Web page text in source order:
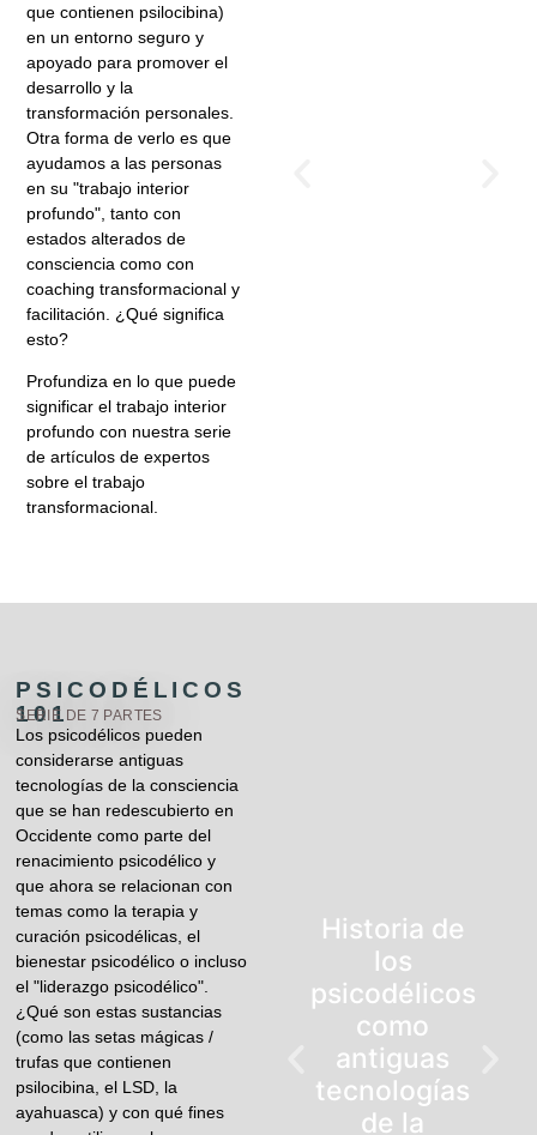
que contienen psilocibina)
en un entorno seguro y
apoyado para promover el
desarrollo y la
transformación personales.
Otra forma de verlo es que
ayudamos a las personas
en su "trabajo interior
profundo", tanto con
estados alterados de
consciencia como con
coaching transformacional y
facilitación. ¿Qué significa
esto?
Profundiza en lo que puede
significar el trabajo interior
profundo con nuestra serie
de artículos de expertos
sobre el trabajo
transformacional.
PSICODÉLICOS
101
SERIE DE 7 PARTES
Los psicodélicos pueden
considerarse antiguas
tecnologías de la consciencia
que se han redescubierto en
Occidente como parte del
renacimiento psicodélico y
que ahora se relacionan con
temas como la terapia y
curación psicodélicas, el
bienestar psicodélico o incluso
el "liderazgo psicodélico".
¿Qué son estas sustancias
(como las setas mágicas /
trufas que contienen
psilocibina, el LSD, la
ayahuasca) y con qué fines
Historia de
los
psicodélicos
como
antiguas
tecnologías
de la